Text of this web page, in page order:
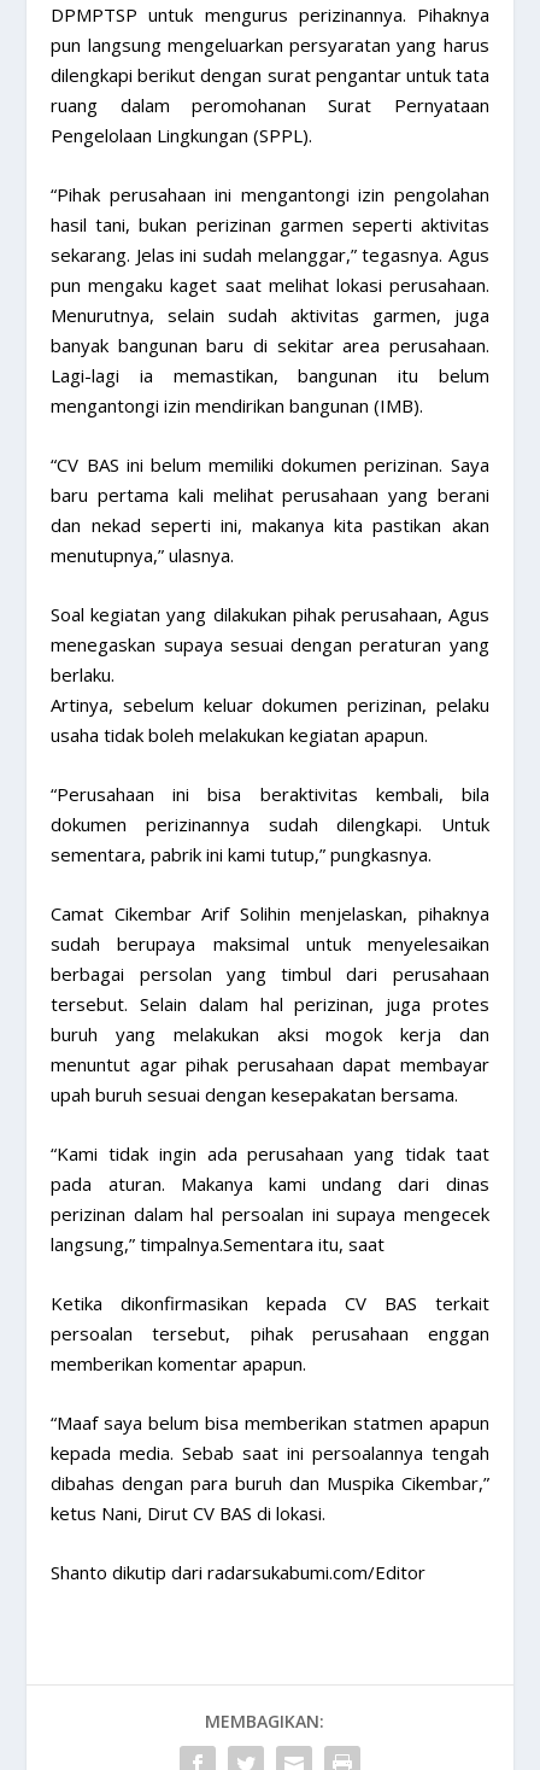
DPMPTSP untuk mengurus perizinannya. Pihaknya
pun langsung mengeluarkan persyaratan yang harus
dilengkapi berikut dengan surat pengantar untuk tata
ruang dalam peromohanan Surat Pernyataan
Pengelolaan Lingkungan (SPPL).
“Pihak perusahaan ini mengantongi izin pengolahan
hasil tani, bukan perizinan garmen seperti aktivitas
sekarang. Jelas ini sudah melanggar,” tegasnya. Agus
pun mengaku kaget saat melihat lokasi perusahaan.
Menurutnya, selain sudah aktivitas garmen, juga
banyak bangunan baru di sekitar area perusahaan.
Lagi-lagi ia memastikan, bangunan itu belum
mengantongi izin mendirikan bangunan (IMB).
“CV BAS ini belum memiliki dokumen perizinan. Saya
baru pertama kali melihat perusahaan yang berani
dan nekad seperti ini, makanya kita pastikan akan
menutupnya,” ulasnya.
Soal kegiatan yang dilakukan pihak perusahaan, Agus
menegaskan supaya sesuai dengan peraturan yang
berlaku.
Artinya, sebelum keluar dokumen perizinan, pelaku
usaha tidak boleh melakukan kegiatan apapun.
“Perusahaan ini bisa beraktivitas kembali, bila
dokumen perizinannya sudah dilengkapi. Untuk
sementara, pabrik ini kami tutup,” pungkasnya.
Camat Cikembar Arif Solihin menjelaskan, pihaknya
sudah berupaya maksimal untuk menyelesaikan
berbagai persolan yang timbul dari perusahaan
tersebut. Selain dalam hal perizinan, juga protes
buruh yang melakukan aksi mogok kerja dan
menuntut agar pihak perusahaan dapat membayar
upah buruh sesuai dengan kesepakatan bersama.
“Kami tidak ingin ada perusahaan yang tidak taat
pada aturan. Makanya kami undang dari dinas
perizinan dalam hal persoalan ini supaya mengecek
langsung,” timpalnya.Sementara itu, saat
Ketika dikonfirmasikan kepada CV BAS terkait
persoalan tersebut, pihak perusahaan enggan
memberikan komentar apapun.
“Maaf saya belum bisa memberikan statmen apapun
kepada media. Sebab saat ini persoalannya tengah
dibahas dengan para buruh dan Muspika Cikembar,”
ketus Nani, Dirut CV BAS di lokasi.
Shanto dikutip dari radarsukabumi.com/Editor
MEMBAGIKAN: